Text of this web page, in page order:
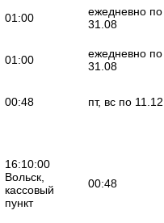
01:00
ежедневно по
31.08
01:00
ежедневно по
31.08
00:48 пт, вс по 11.12
16:10:00
Вольск,
кассовый
пункт
00:48